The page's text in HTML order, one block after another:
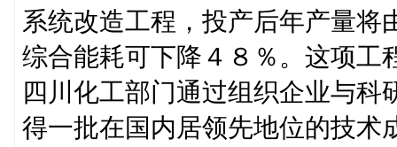
系统改造工程，投产后年产量将
综合能耗可下降４８％。这项工
四川化工部门通过组织企业与科
得一批在国内居领先地位的技术